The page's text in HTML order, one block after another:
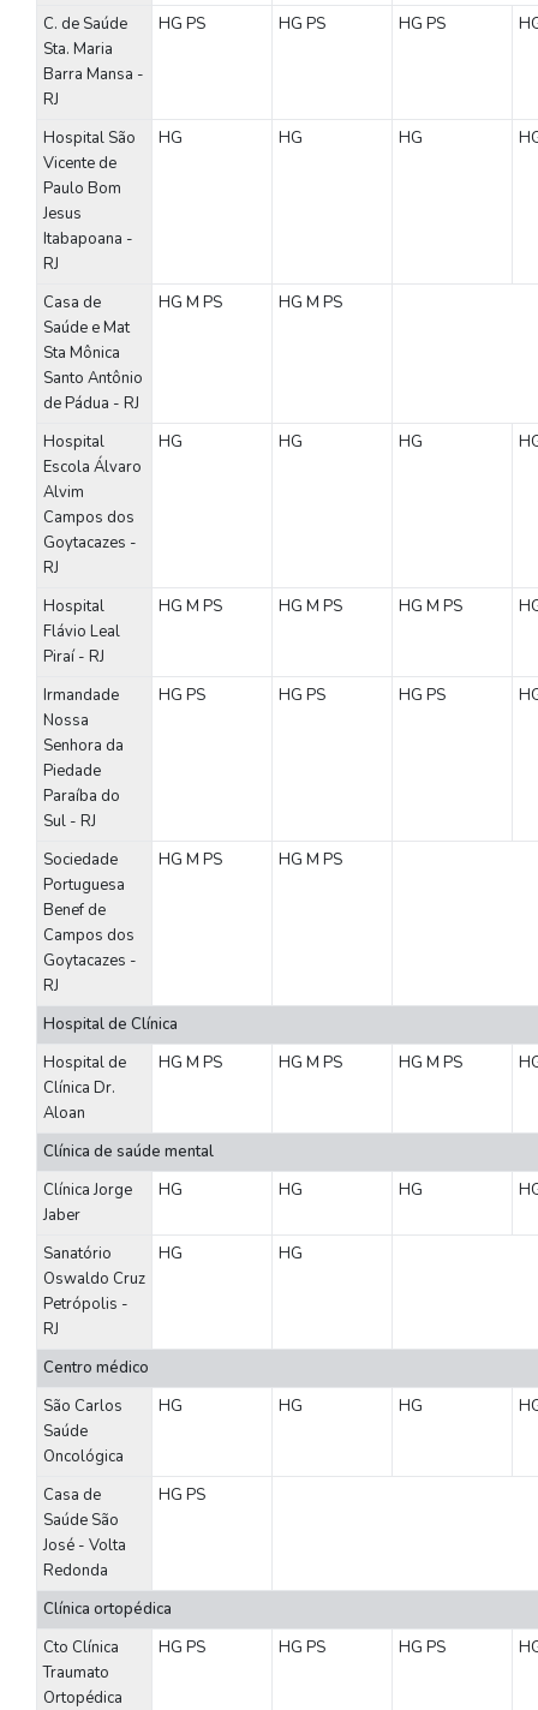
C. de Saúde
Sta. Maria
Barra Mansa -
RJ
HG PS HG PS HG PS
Hospital São
Vicente de
Paulo Bom
Jesus
Itabapoana -
RJ
HG HG HG
Casa de
Saúde e Mat
Sta Mônica
Santo Antônio
de Pádua - RJ
HG M PS HG M PS
Hospital
Escola Álvaro
Alvim
Campos dos
Goytacazes -
RJ
HG HG HG
Hospital
Flávio Leal
Piraí - RJ
HG M PS HG M PS HG M PS
Irmandade
Nossa
Senhora da
Piedade
Paraíba do
Sul - RJ
HG PS HG PS HG PS
Sociedade
Portuguesa
Benef de
Campos dos
Goytacazes -
RJ
HG M PS HG M PS
Hospital de Clínica
Hospital de
Clínica Dr.
Aloan
HG M PS HG M PS HG M PS
Clínica de saúde mental
Clínica Jorge
Jaber
HG HG HG
Sanatório
Oswaldo Cruz
Petrópolis -
RJ
HG HG
Centro médico
São Carlos
Saúde
Oncológica
HG HG HG
Casa de
Saúde São
José - Volta
Redonda
HG PS
Clínica ortopédica
Cto Clínica
Traumato
Ortopédica
HG PS HG PS HG PS